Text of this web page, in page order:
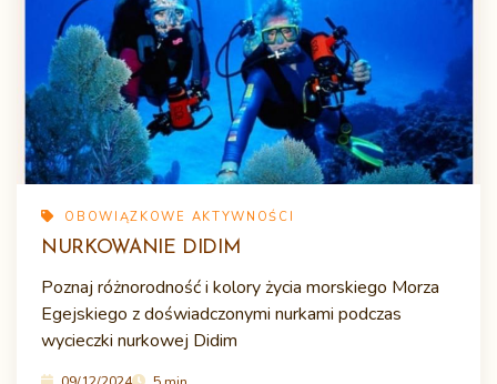
OBOWIĄZKOWE AKTYWNOŚCI
NURKOWANIE DIDIM
Poznaj różnorodność i kolory życia morskiego Morza
Egejskiego z doświadczonymi nurkami podczas
wycieczki nurkowej Didim